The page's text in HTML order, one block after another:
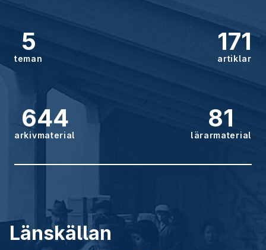
5
teman
171
artiklar
644
arkivmaterial
81
lärarmaterial
Länskällan